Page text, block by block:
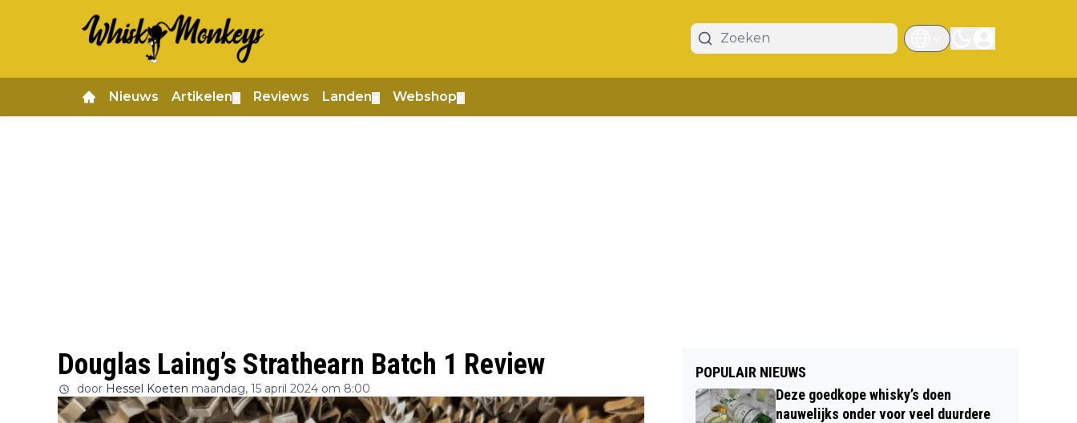
Nieuws Artikelen Reviews Landen Webshop
Douglas Laing’s Strathearn Batch 1 Review
door Hessel Koeten maandag, 15 april 2024 om 8:00
POPULAIR NIEUWS
Deze goedkope whisky’s doen
nauwelijks onder voor veel duurdere